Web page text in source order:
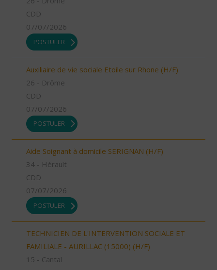
CDD
07/07/2026
POSTULER
Auxiliaire de vie sociale Etoile sur Rhone (H/F)
26 - Drôme
CDD
07/07/2026
POSTULER
Aide Soignant à domicile SERIGNAN (H/F)
34 - Hérault
CDD
07/07/2026
POSTULER
TECHNICIEN DE L'INTERVENTION SOCIALE ET
FAMILIALE - AURILLAC (15000) (H/F)
15 - Cantal